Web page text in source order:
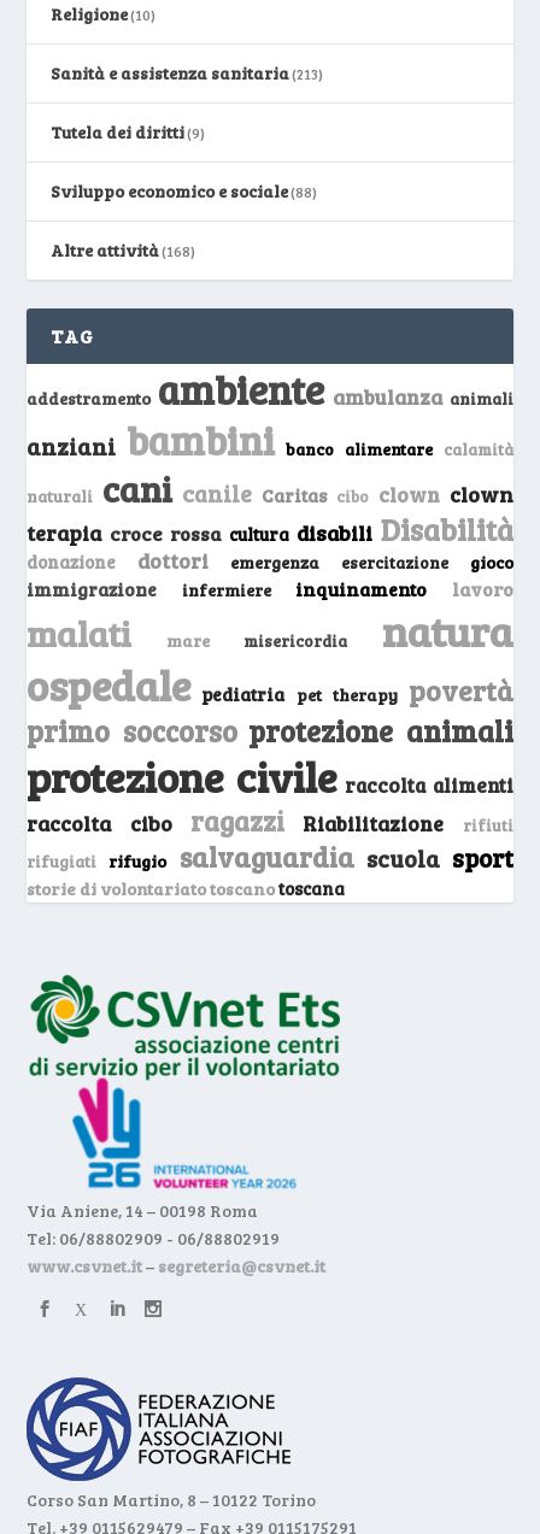
Religione(10)
Sanità e assistenza sanitaria(213)
Tutela dei diritti(9)
Sviluppo economico e sociale(88)
Altre attività(168)
TAG
addestramento ambiente ambulanza animali
anziani bambini banco alimentare calamità
naturali cani canile Caritas cibo clown clown
terapia croce rossa cultura disabili Disabilità
donazione dottori emergenza esercitazione gioco
immigrazione infermiere inquinamento lavoro
malati mare misericordia natura
ospedale pediatria pet therapy povertà
primo soccorso protezione animali
protezione civile raccolta alimenti
raccolta cibo ragazzi Riabilitazione
rifiuti
rifugiati
rifugio salvaguardia scuola sport
storie di volontariato toscanotoscana
Via Aniene, 14 – 00198 Roma
Tel: 06/88802909 - 06/88802919
www.csvnet.it– segreteria@csvnet.it
Corso San Martino, 8 – 10122 Torino
Tel. +39 0115629479 – Fax +39 0115175291